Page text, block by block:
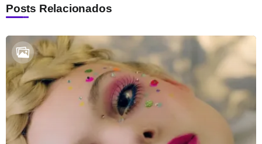
Posts Relacionados